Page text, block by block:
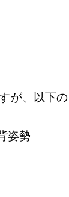
が、以下
姿勢